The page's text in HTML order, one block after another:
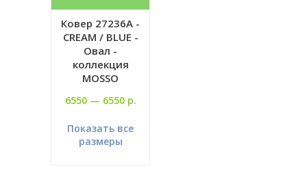
Ковер 27236A -
CREAM / BLUE -
Овал -
коллекция
MOSSO
6550 — 6550 р.
Показать все
размеры